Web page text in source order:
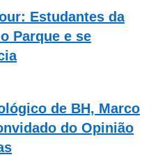
Estudantes da
Parque e se
de BH, Marco
do Opinião